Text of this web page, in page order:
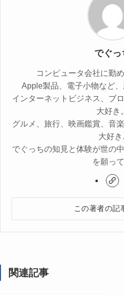
でぐっ
コンピュータ会社に勤
Apple製品、電子小物など、
インターネットビジネス、ブ
大好き。
グルメ、旅行、映画鑑賞、音
大好き
でぐっちの知見と体験が世の
を願って
この著者の記
関連記事